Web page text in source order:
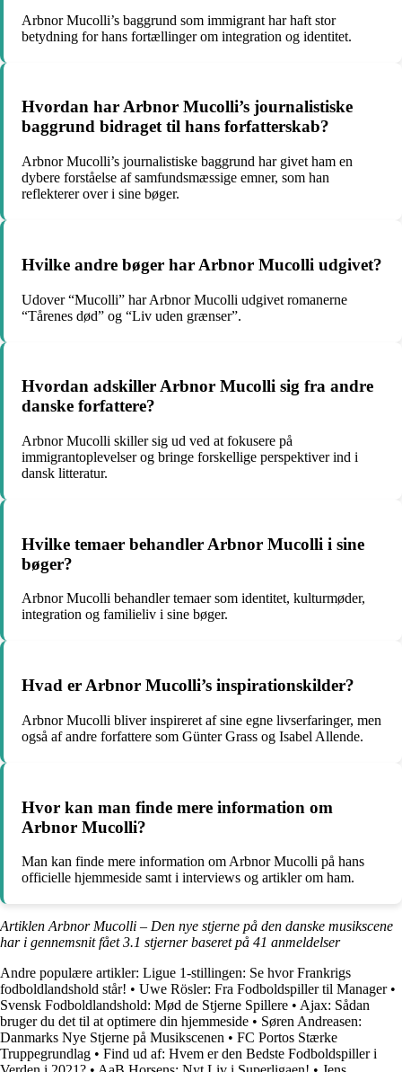
Arbnor Mucolli’s baggrund som immigrant har haft stor
betydning for hans fortællinger om integration og identitet.
Hvordan har Arbnor Mucolli’s journalistiske
baggrund bidraget til hans forfatterskab?
Arbnor Mucolli’s journalistiske baggrund har givet ham en
dybere forståelse af samfundsmæssige emner, som han
reflekterer over i sine bøger.
Hvilke andre bøger har Arbnor Mucolli udgivet?
Udover “Mucolli” har Arbnor Mucolli udgivet romanerne
“Tårenes død” og “Liv uden grænser”.
Hvordan adskiller Arbnor Mucolli sig fra andre
danske forfattere?
Arbnor Mucolli skiller sig ud ved at fokusere på
immigrantoplevelser og bringe forskellige perspektiver ind i
dansk litteratur.
Hvilke temaer behandler Arbnor Mucolli i sine
bøger?
Arbnor Mucolli behandler temaer som identitet, kulturmøder,
integration og familieliv i sine bøger.
Hvad er Arbnor Mucolli’s inspirationskilder?
Arbnor Mucolli bliver inspireret af sine egne livserfaringer, men
også af andre forfattere som Günter Grass og Isabel Allende.
Hvor kan man finde mere information om
Arbnor Mucolli?
Man kan finde mere information om Arbnor Mucolli på hans
officielle hjemmeside samt i interviews og artikler om ham.
Artiklen Arbnor Mucolli – Den nye stjerne på den danske musikscene
har i gennemsnit fået3.1 stjerner baseret på 41 anmeldelser
Andre populære artikler: Ligue 1-stillingen: Se hvor Frankrigs
fodboldlandshold står! • Uwe Rösler: Fra Fodboldspiller til Manager•
Svensk Fodboldlandshold: Mød de Stjerne Spillere • Ajax: Sådan
bruger du det til at optimere din hjemmeside • Søren Andreasen:
Danmarks Nye Stjerne på Musikscenen • FC Portos Stærke
Truppegrundlag • Find ud af: Hvem er den Bedste Fodboldspiller i